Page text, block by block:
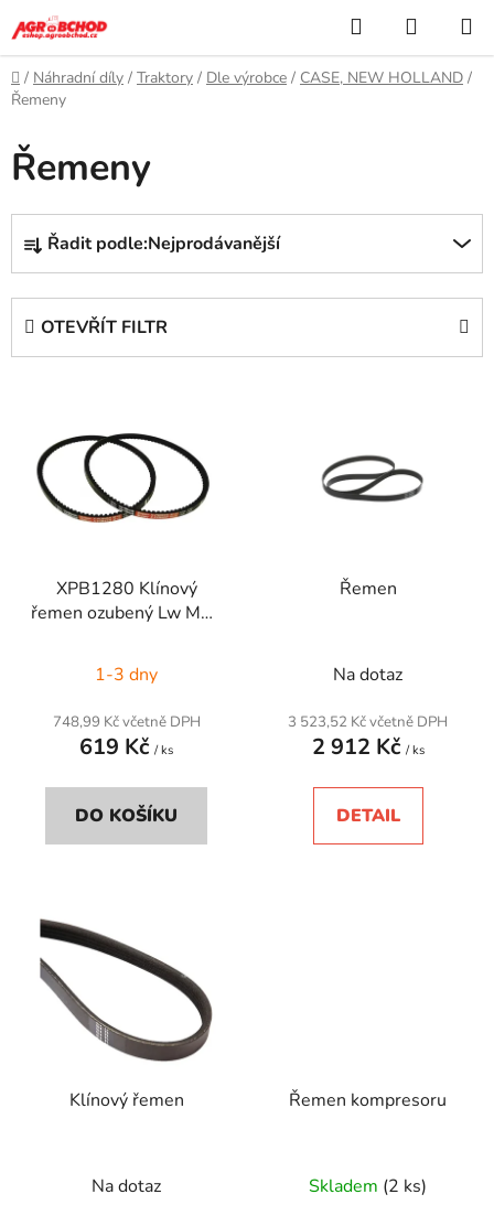
na
obsah
Hledat
KOŠÍK
Domů
/ Náhradní díly / Traktory / Dle výrobce / CASE, NEW HOLLAND /
Řemeny
Řemeny
Ř
z
Řadit podle:Nejprodávanější
OTEVŘÍT FILTR
XPB1280 Klínový
řemen ozubený Lw M=S
1-3 dny
748,99 Kč včetně DPH
619 Kč / ks
DO KOŠÍKU
Řemen
Na dotaz
3 523,52 Kč včetně DPH
2 912 Kč / ks
DETAIL
Klínový řemen
Na dotaz
Řemen kompresoru
Skladem (2 ks)